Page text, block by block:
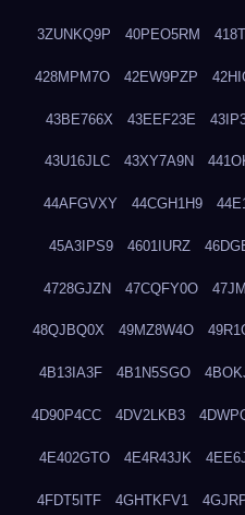
3ZUNKQ9P 40PEO5RM
428MPM7O 42EW9PZP
43BE766X 43EEF23E
43U16JLC 43XY7A9N
44AFGVXY 44CGH1H9
45A3IPS9 4601IURZ
4728GJZN 47CQFY0O
48QJBQ0X 49MZ8W4O
4B13IA3F 4B1N5SGO
4D90P4CC 4DV2LKB3
4E402GTO 4E4R43JK
4FDT5ITF 4GHTKFV1